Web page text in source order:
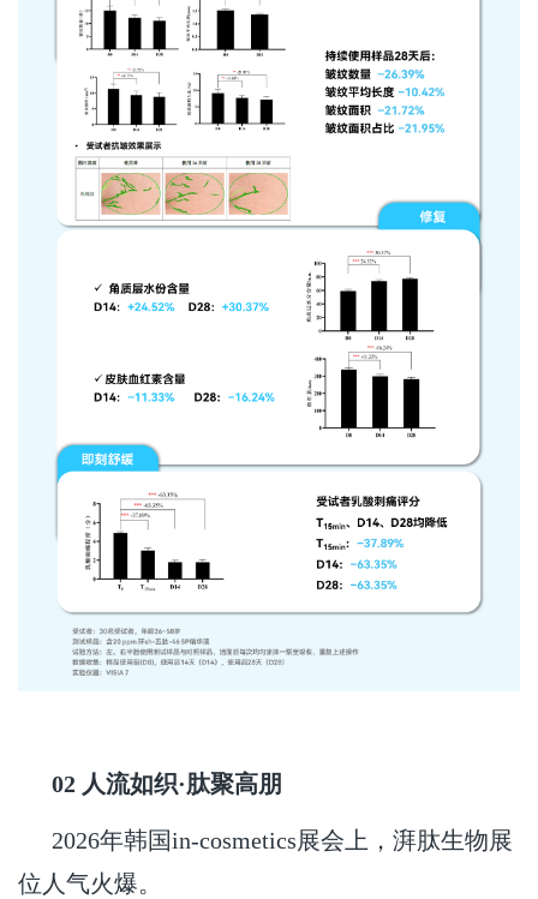
02 人流如织·肽聚高朋
2026年韩国in-cosmetics展会上，湃肽生物展
位人气火爆。